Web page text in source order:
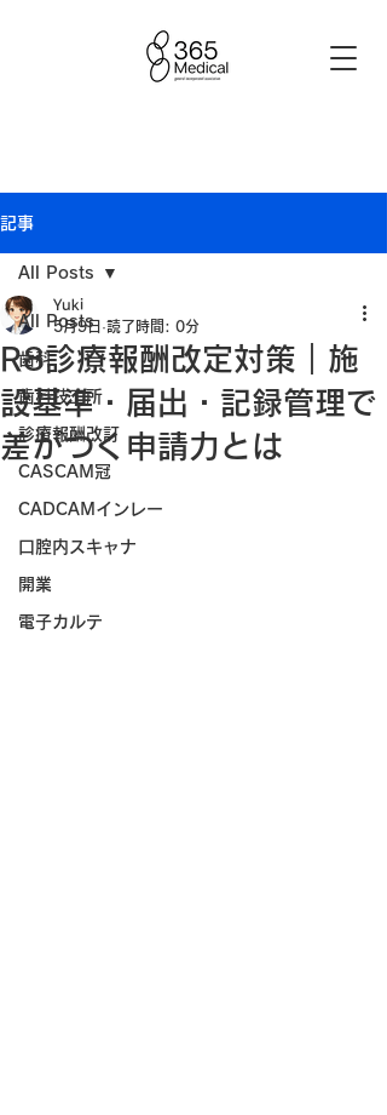
記事
All Posts
歯科
歯科技工所
診療報酬改訂
CASCAM冠
CADCAMインレー
口腔内スキャナ
開業
電子カルテ
All Posts
R8診療報酬改定対策｜施
設基準・届出・記録管理で
差がつく申請力とは
Yuki
5月9日 読了時間: 0分